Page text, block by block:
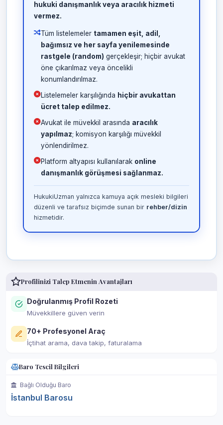
hukuki danışmanlık veya aracılık hizmeti
vermez.
Tüm listelemeler tamamen eşit, adil,
bağımsız ve her sayfa yenilemesinde
rastgele (random) gerçekleşir; hiçbir avukat
öne çıkarılmaz veya öncelikli
konumlandırılmaz.
Listelemeler karşılığında hiçbir avukattan
ücret talep edilmez.
Avukat ile müvekkil arasında aracılık
yapılmaz; komisyon karşılığı müvekkil
yönlendirilmez.
Platform altyapısı kullanılarak online
danışmanlık görüşmesi sağlanmaz.
HukukiUzman yalnızca kamuya açık mesleki bilgileri
düzenli ve tarafsız biçimde sunan bir rehber/dizin
hizmetidir.
Profilinizi Talep Etmenin Avantajları
Doğrulanmış Profil Rozeti
Müvekkillere güven verin
70+ Profesyonel Araç
İçtihat arama, dava takip, faturalama
Baro Tescil Bilgileri
Bağlı Olduğu Baro
İstanbul Barosu